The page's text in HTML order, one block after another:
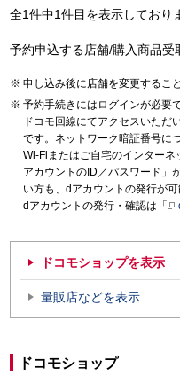
全1件中1件目を表示しており
予約申込する店舗/購入商品受
申し込み後に店舗を変更するこ
予約手続きにはログインが必要で
ドコモ回線にてアクセスいただ
です。ネットワーク暗証番号に
Wi-Fiまたはご自宅のインター
アカウントのID／パスワード」
い方も、dアカウントの発行が可
dアカウントの発行・確認は「
ドコモショップを表示
量販店などを表示
ドコモショップ